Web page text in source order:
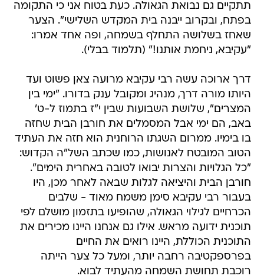
תתקיים גם נבואת הגאולה. כעת בטוח אני כי התקומה
בפתח, ובקרוב ייבנה בית המקדש השלישי". הצער
שאחז בשלושה התחלף בשמחה, ופה אחד אמרו:
"עקיבא, ניחמת אותנו!" (תלמוד בבלי).
דרך ארוכה עשה רבי עקיבא מרועה צאן פשוט ועד
היותו מורה דרך, מנהיג ומקובל ענק בדורו. "ימי בין
המצרים", שלושת השבועות שבין י"ז בתמוז ל-ט'
באב, הם ימי אבל המסמלים את חורבן הבית שחזה
בו בימיו. ממרום השגתו הרוחנית הוא חזה את העתיד
הטוב המובטח לאנושות, כמו שכתב השל"ה הקדוש:
"כל הגלויות והצרות יבואו לטובה באחרית הימים".
חורבן הבית והיציאה לגלות שבאה לאחר מכן, היו
בעבור רבי עקיבא סימן משמח מאוד - שלבים
הכרחיים לגילוי הגאולה, שהופיעו בתזמון מושלם לפי
תוכנית ידועה מראש. אילו גם אנחנו היינו מכירים את
התוכנית הכוללת, היינו רואים את החיים
בפרספקטיבה רחבה יותר, ומעל כל צער הייתה
רוכבת תחושת השמחה מהעתיד לבוא.